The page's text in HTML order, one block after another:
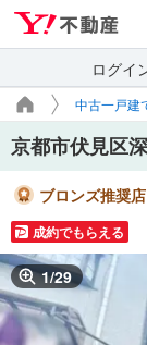
ログイ
中古一戸建
京都市伏見区
ブロンズ推奨
成約でもらえる
1/29